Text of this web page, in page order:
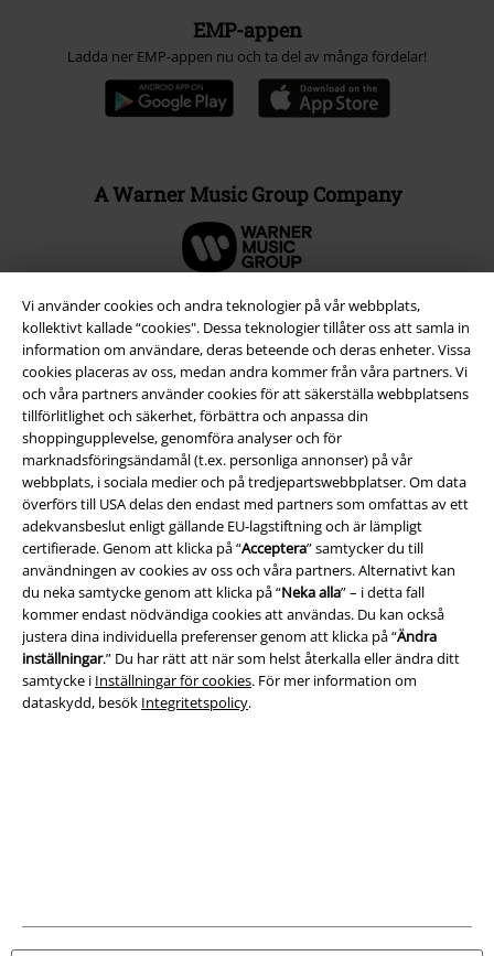
Vi använder cookies och andra teknologier på vår webbplats,
kollektivt kallade “cookies". Dessa teknologier tillåter oss att samla in
information om användare, deras beteende och deras enheter. Vissa
cookies placeras av oss, medan andra kommer från våra partners. Vi
och våra partners använder cookies för att säkerställa webbplatsens
tillförlitlighet och säkerhet, förbättra och anpassa din
shoppingupplevelse, genomföra analyser och för
marknadsföringsändamål (t.ex. personliga annonser) på vår
webbplats, i sociala medier och på tredjepartswebbplatser. Om data
överförs till USA delas den endast med partners som omfattas av ett
adekvansbeslut enligt gällande EU-lagstiftning och är lämpligt
certifierade. Genom att klicka på “Acceptera” samtycker du till
användningen av cookies av oss och våra partners. Alternativt kan
du neka samtycke genom att klicka på “Neka alla” – i detta fall
kommer endast nödvändiga cookies att användas. Du kan också
justera dina individuella preferenser genom att klicka på “Ändra
inställningar.” Du har rätt att när som helst återkalla eller ändra ditt
samtycke i Inställningar för cookies. För mer information om
dataskydd, besök Integritetspolicy.
EMP-appen
Ladda ner EMP-appen nu och ta del av många fördelar!
A Warner Music Group Company
Juridisk information/Villkor
Villkor
Om oss
Ladda ner villkoren
Avfallshantering och miljöskydd
Alla priser inkl. moms.Fraktkostnad tillkommer.